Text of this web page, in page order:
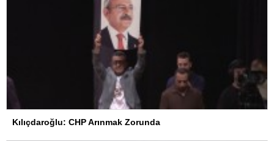
Kılıçdaroğlu: CHP Arınmak Zorunda